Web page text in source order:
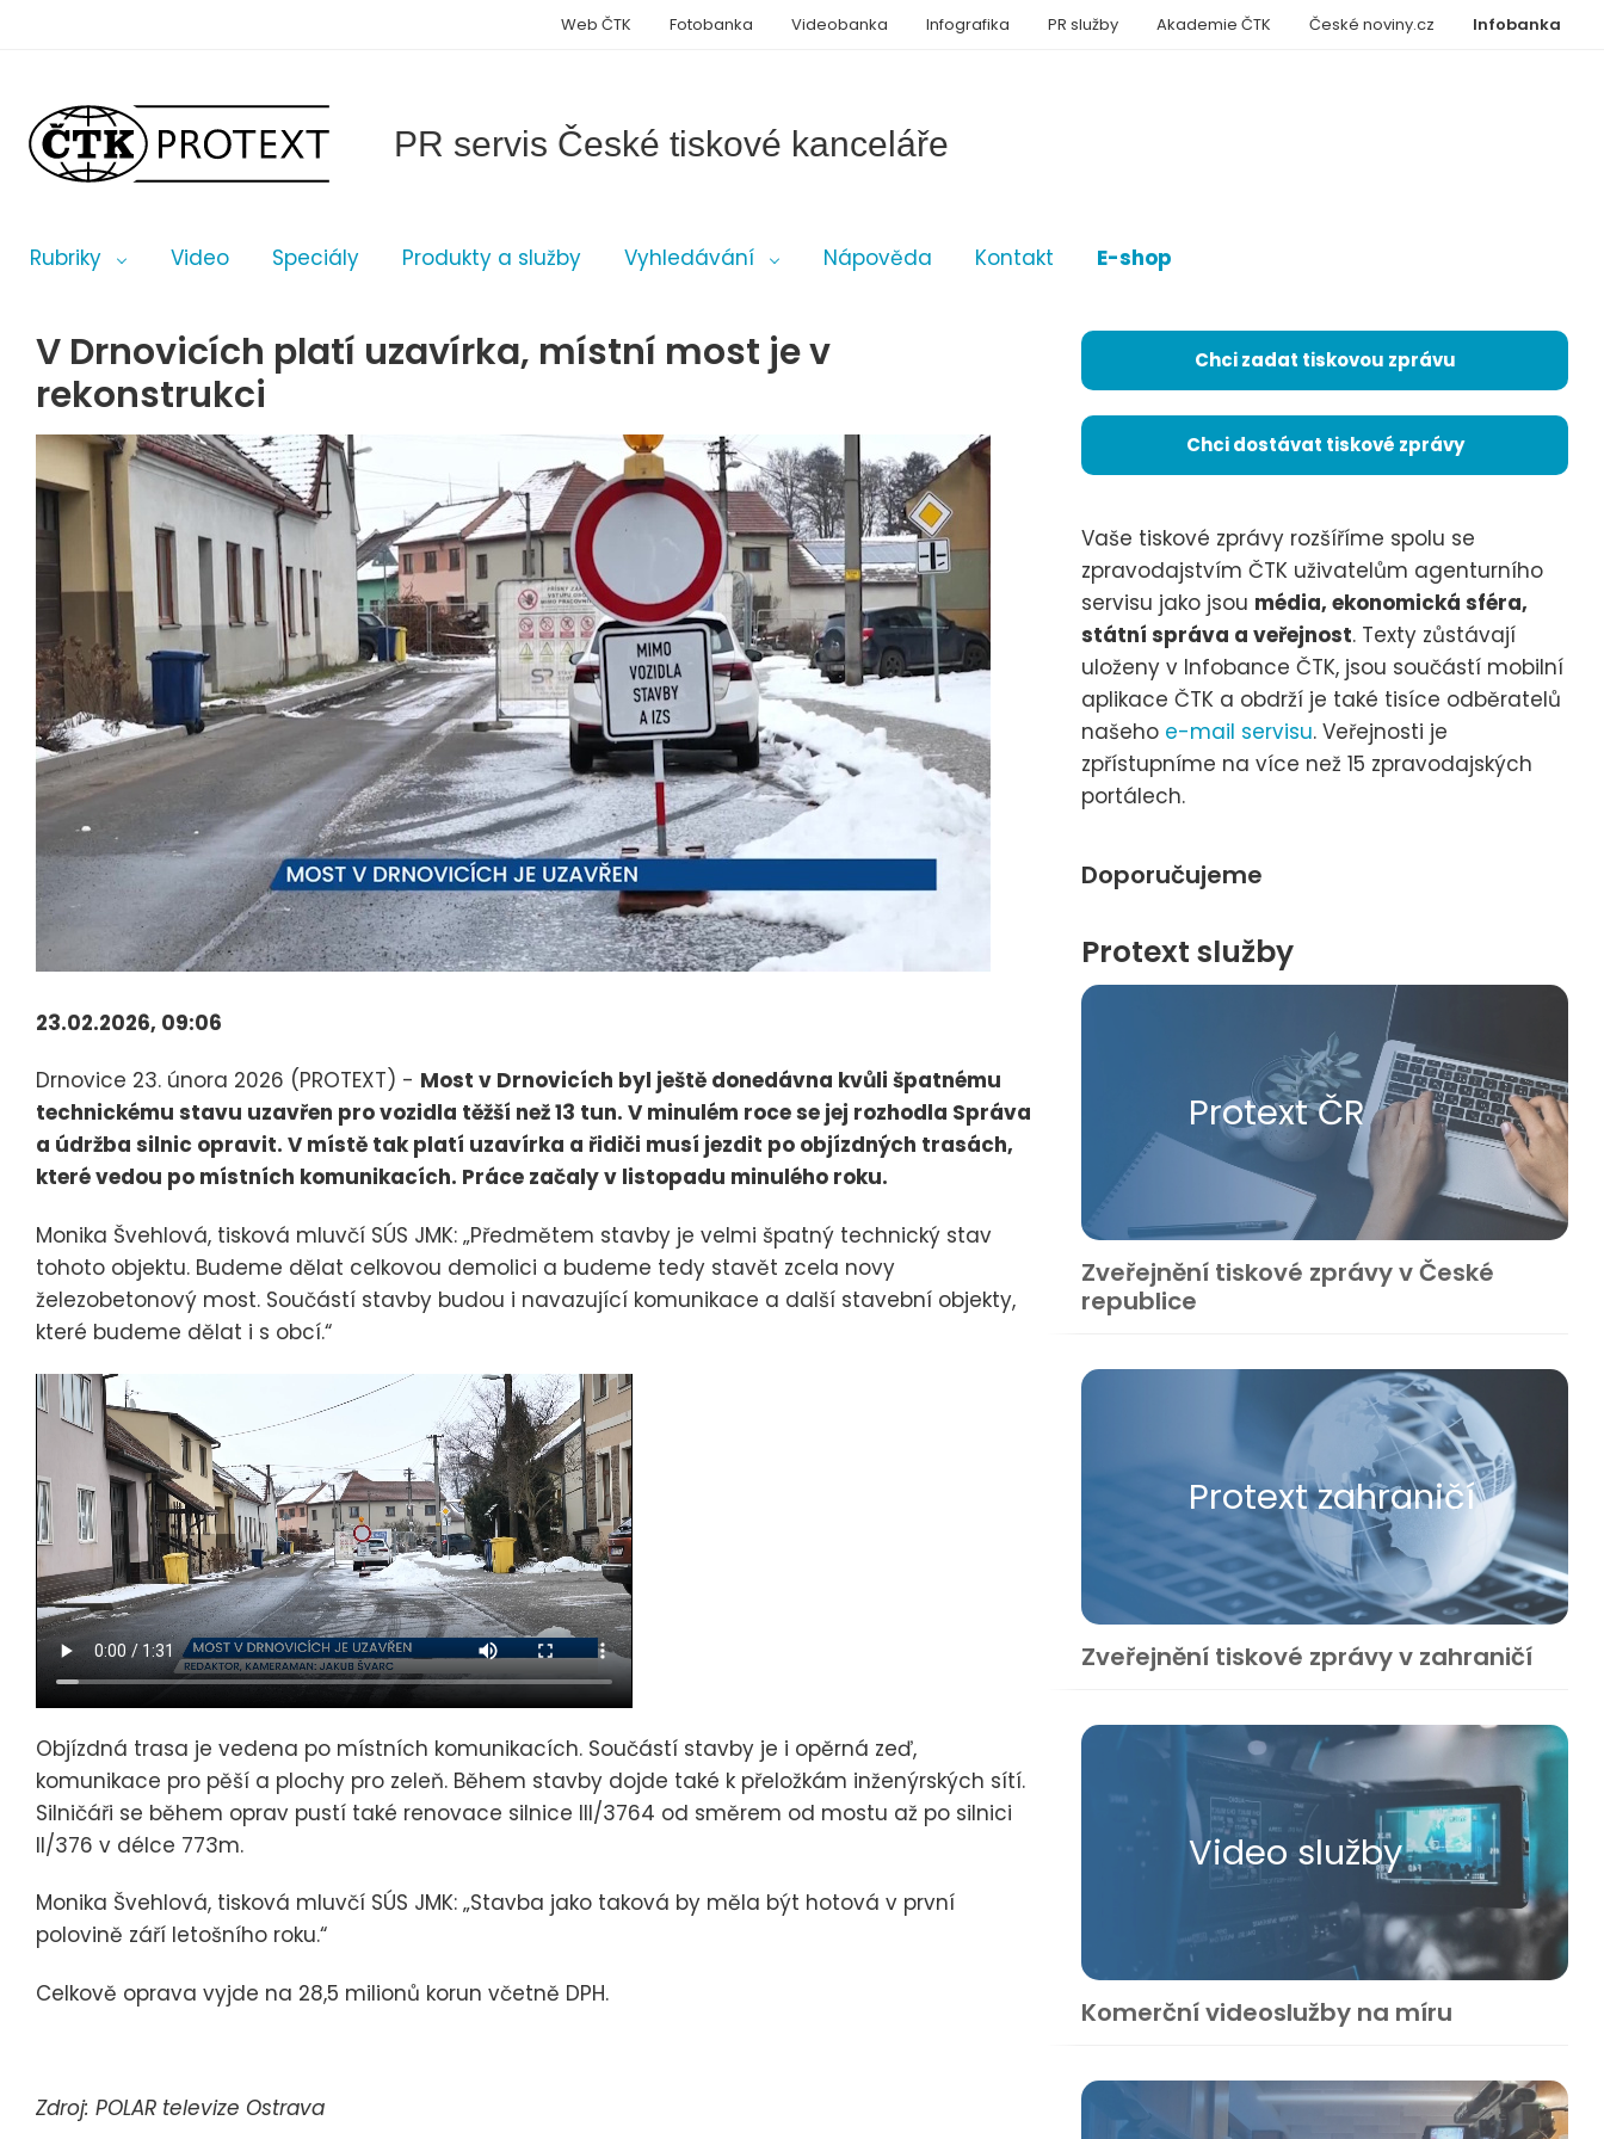
PR servis České tiskové kanceláře
Rubriky Video Speciály Produkty a služby Vyhledávání Nápověda Kontakt E-shop
Infobanka
Web ČTK Fotobanka Videobanka Infografika PR služby Akademie ČTK České noviny.cz
V Drnovicích platí uzavírka, místní most je v
rekonstrukci
23.02.2026, 09:06
Drnovice 23. února 2026 (PROTEXT) - Most v Drnovicích byl ještě donedávna kvůli špatnému
technickému stavu uzavřen pro vozidla těžší než 13 tun. V minulém roce se jej rozhodla Správa
a údržba silnic opravit. V místě tak platí uzavírka a řidiči musí jezdit po objízdných trasách,
které vedou po místních komunikacích. Práce začaly v listopadu minulého roku.
Monika Švehlová, tisková mluvčí SÚS JMK: „Předmětem stavby je velmi špatný technický stav
tohoto objektu. Budeme dělat celkovou demolici a budeme tedy stavět zcela novy
železobetonový most. Součástí stavby budou i navazující komunikace a další stavební objekty,
které budeme dělat i s obcí.“
Objízdná trasa je vedena po místních komunikacích. Součástí stavby je i opěrná zeď,
komunikace pro pěší a plochy pro zeleň. Během stavby dojde také k přeložkám inženýrských sítí.
Silničáři se během oprav pustí také renovace silnice III/3764 od směrem od mostu až po silnici
II/376 v délce 773m.
Monika Švehlová, tisková mluvčí SÚS JMK: „Stavba jako taková by měla být hotová v první
polovině září letošního roku.“
Celkově oprava vyjde na 28,5 milionů korun včetně DPH.
Zdroj: POLAR televize Ostrava
Chci zadat tiskovou zprávu
Chci dostávat tiskové zprávy
Vaše tiskové zprávy rozšíříme spolu se
zpravodajstvím ČTK uživatelům agenturního
servisu jako jsou média, ekonomická sféra,
státní správa a veřejnost. Texty zůstávají
uloženy v Infobance ČTK, jsou součástí mobilní
aplikace ČTK a obdrží je také tisíce odběratelů
našeho e-mail servisu. Veřejnosti je
zpřístupníme na více než 15 zpravodajských
portálech.
Doporučujeme
Protext služby
Protext ČR
Zveřejnění tiskové zprávy v České
republice
Protext zahraničí
Zveřejnění tiskové zprávy v zahraničí
Video služby
Komerční videoslužby na míru